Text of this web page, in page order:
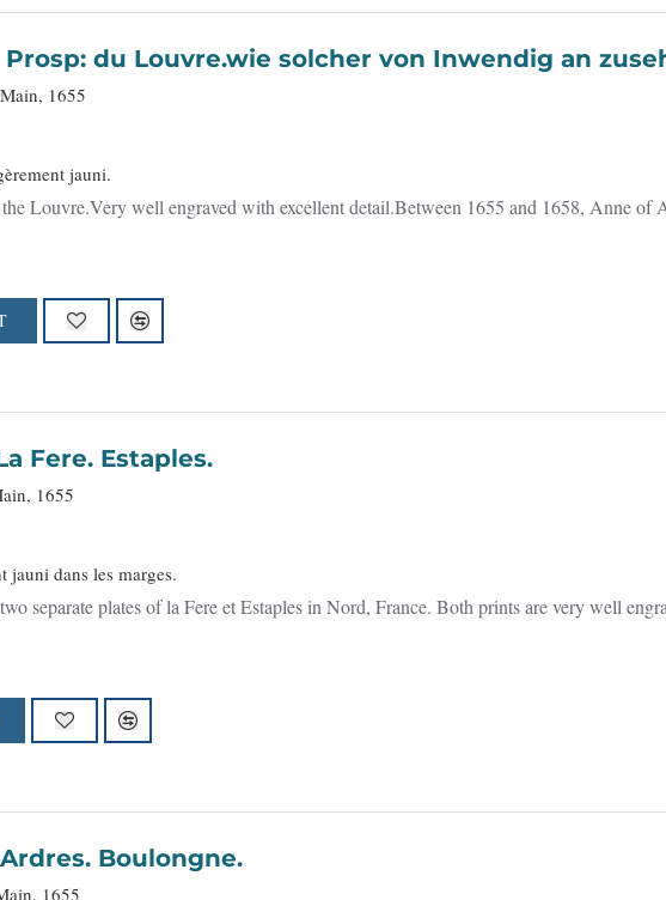
MERIAN, C. - Prosp: du Louvre.wie solcher von Inwendig an
1655
jauni.
C. - La Fere. Estaples.
1655
jauni dans les marges.
separate plates of la Fere et Estaples in Nord, France. Both prints are very well
MERIAN, C. - Ardres. Boulongne.
1655